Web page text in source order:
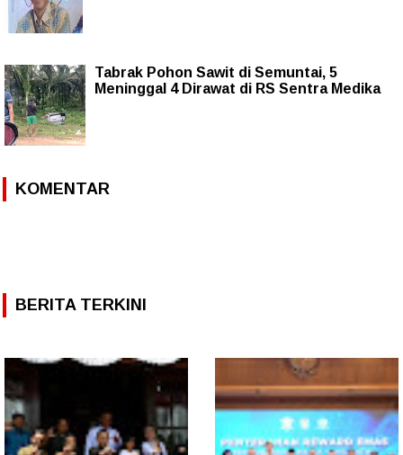
Tabrak Pohon Sawit di Semuntai, 5
Meninggal 4 Dirawat di RS Sentra Medika
KOMENTAR
BERITA TERKINI